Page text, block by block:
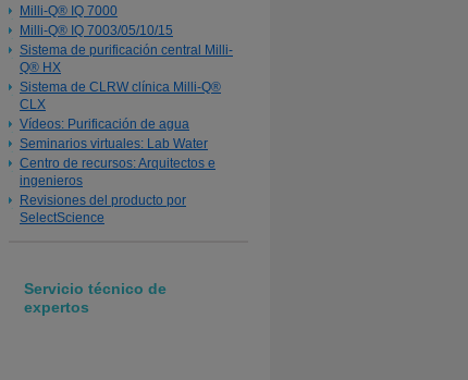
Milli-Q® IQ 7000
Milli-Q® IQ 7003/05/10/15
Sistema de purificación central Milli-
Q® HX
Sistema de CLRW clínica Milli-Q®
CLX
Vídeos: Purificación de agua
Seminarios virtuales: Lab Water
Centro de recursos: Arquitectos e
ingenieros
Revisiones del producto por
SelectScience
Servicio técnico de
expertos